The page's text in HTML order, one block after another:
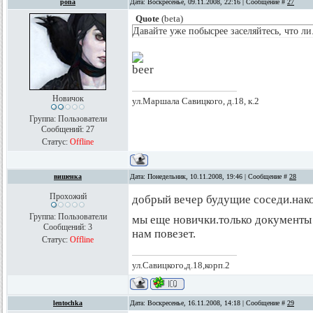
pona Дата: Воскресенье, 09.11.2008, 22:16 | Сообщение # 27
Новичок
Группа: Пользователи
Сообщений: 27
Статус: Offline
Quote (beta)
Давайте уже побысрее заселяйтесь, что
ул.Маршала Савицкого, д.18, к.2
вишенка Дата: Понедельник, 10.11.2008, 19:46 | Сообщение # 28
Прохожий
Группа: Пользователи
Сообщений: 3
Статус: Offline
добрый вечер будущие
мы еще новички.только
нам повезет.
ул.Савицкого,д.18,корп.2
lentochka Дата: Воскресенье, 16.11.2008, 14:18 | Сообщение # 29